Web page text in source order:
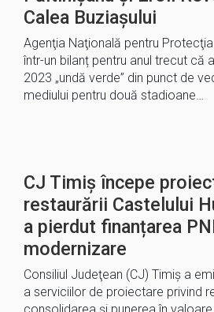
Calea Buziașului
Agenţia Naţională pentru
într-un bilanț pentru anul trecut că
2023 „undă verde” din punct de
mediului pentru două stadioane…
CJ Timiș începe
restaurării Castelului
a pierdut finanțarea
modernizare
Consiliul Judeţean (CJ) Timiş a
a serviciilor de proiectare privind